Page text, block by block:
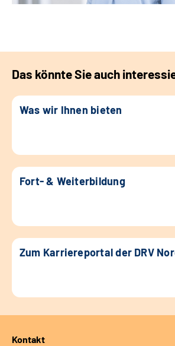
Das könnte Sie auch
Was wir Ihnen bieten
Fort- & Weiterbildung
Zum Karriereportal der DRV
Kontakt